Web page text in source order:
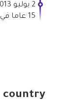
15 عاما في محاكمة "الإمارات 94".
country